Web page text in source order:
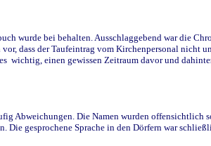
wurde bei behalten. Ausschlaggebend war die
dass der Taufeintrag vom Kirchenpersonal
wichtig, einen gewissen Zeitraum davor und
Abweichungen. Die Namen wurden offensichtlich
Die gesprochene Sprache in den Dörfern war